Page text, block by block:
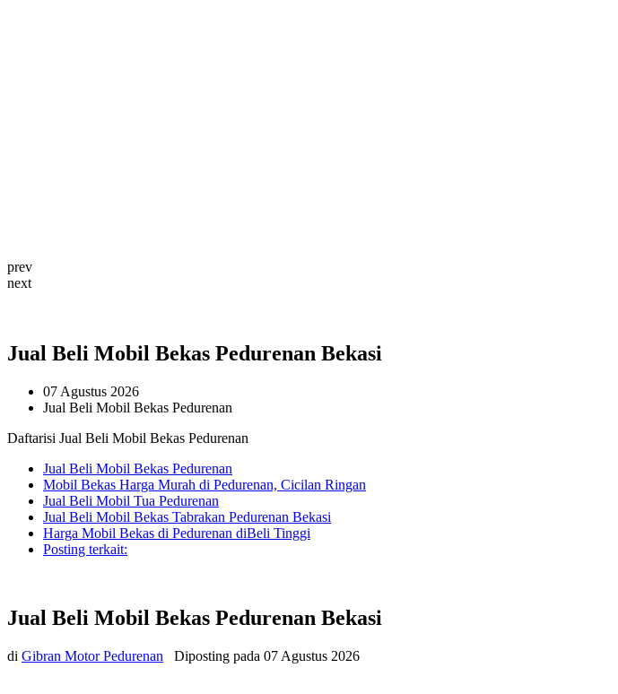
prev
next
Jual Beli Mobil Bekas Pedurenan Bekasi
07 Agustus 2026
Jual Beli Mobil Bekas Pedurenan
Daftarisi Jual Beli Mobil Bekas Pedurenan
Jual Beli Mobil Bekas Pedurenan
Mobil Bekas Harga Murah di Pedurenan, Cicilan Ringan
Jual Beli Mobil Tua Pedurenan
Jual Beli Mobil Bekas Tabrakan Pedurenan Bekasi
Harga Mobil Bekas di Pedurenan diBeli Tinggi
Posting terkait:
Jual Beli Mobil Bekas Pedurenan Bekasi
di Gibran Motor Pedurenan Diposting pada 07 Agustus 2026